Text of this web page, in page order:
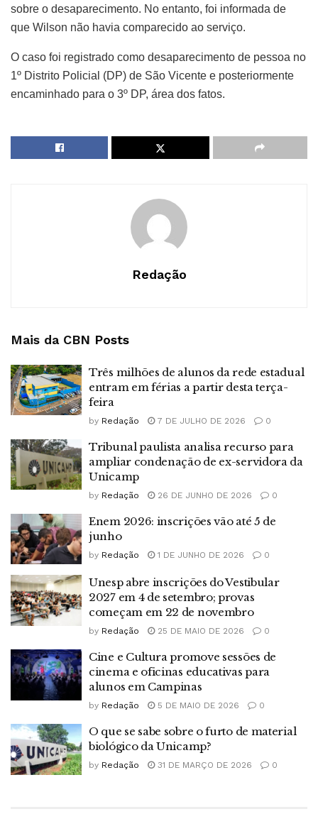
sobre o desaparecimento. No entanto, foi informada de
que Wilson não havia comparecido ao serviço.
O caso foi registrado como desaparecimento de pessoa no
1º Distrito Policial (DP) de São Vicente e posteriormente
encaminhado para o 3º DP, área dos fatos.
Redação
Mais da CBN Posts
Três milhões de alunos da rede estadual
entram em férias a partir desta terça-
feira
by Redação 7 DE JULHO DE 2026 0
Tribunal paulista analisa recurso para
ampliar condenação de ex-servidora da
Unicamp
by Redação 26 DE JUNHO DE 2026 0
Enem 2026: inscrições vão até 5 de
junho
by Redação 1 DE JUNHO DE 2026 0
Unesp abre inscrições do Vestibular
2027 em 4 de setembro; provas
começam em 22 de novembro
by Redação 25 DE MAIO DE 2026 0
Cine e Cultura promove sessões de
cinema e oficinas educativas para
alunos em Campinas
by Redação 5 DE MAIO DE 2026 0
O que se sabe sobre o furto de material
biológico da Unicamp?
by Redação 31 DE MARÇO DE 2026 0